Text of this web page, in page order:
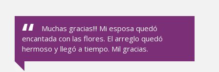
Muchas gracias!!! Mi esposa quedó
encantada con las flores. El arreglo quedó
hermoso y llegó a tiempo. Mil gracias.